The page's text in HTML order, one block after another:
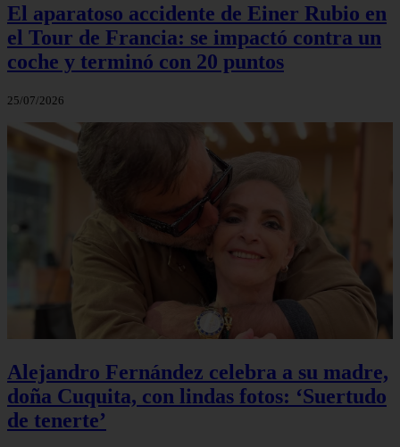
El aparatoso accidente de Einer Rubio en
el Tour de Francia: se impactó contra un
coche y terminó con 20 puntos
25/07/2026
Alejandro Fernández celebra a su madre,
doña Cuquita, con lindas fotos: ‘Suertudo
de tenerte’